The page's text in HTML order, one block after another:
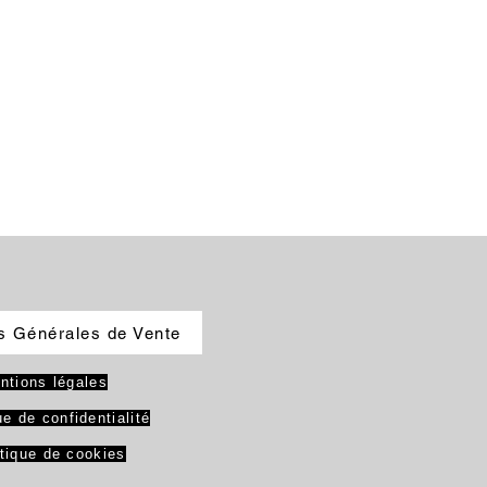
Générales de Vente
légales
de confidentialité
de cookies